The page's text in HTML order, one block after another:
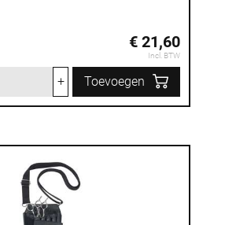
€ 21,60
Incl. BTW
+ Toevoegen